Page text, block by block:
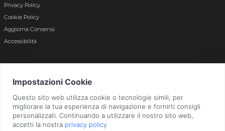
Privacy Policy
Cookie Policy
Aggiorna Consensi
Accessibilità
Bergamo n. 01496180165 · Capitale Sociale i.v. € 800.000,00